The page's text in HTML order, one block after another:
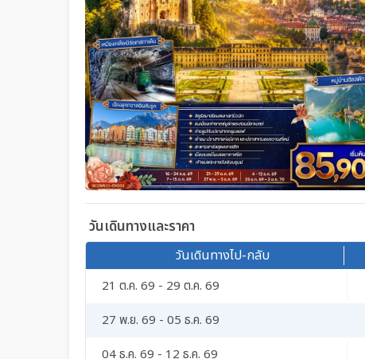
วันเดินทางและราคา
วันเดินทางไป-กลับ
21 ต.ค. 69 - 29 ต.ค. 69
27 พ.ย. 69 - 05 ธ.ค. 69
04 ธ.ค. 69 - 12 ธ.ค. 69